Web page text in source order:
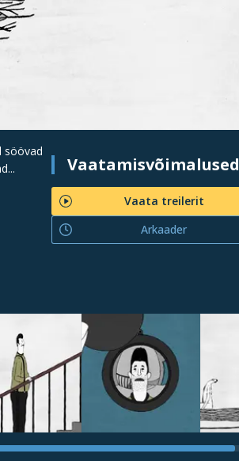
söövad
Vaatamisvõimalused
Vaata treilerit
Arkaader